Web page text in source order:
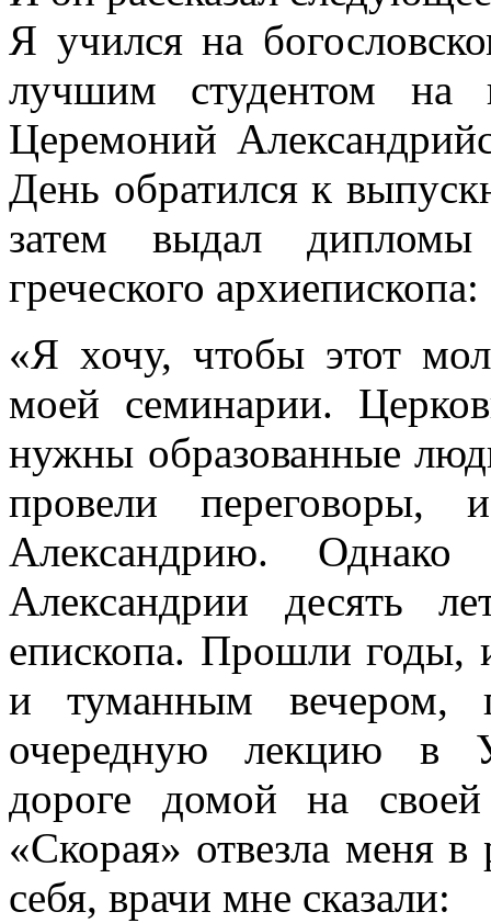
Я учился на
лучшим студентом на
Церемоний
День обратился к
затем выдал
греческого архиепископа:
«Я хочу, чтобы этот
моей семинарии.
нужны образованные
провели
Александрию.
Александрии десять
епископа. Прошли
и туманным вечером,
очередную лекцию в
дороге домой на
«Скорая» отвезла меня
себя, врачи мне сказали: